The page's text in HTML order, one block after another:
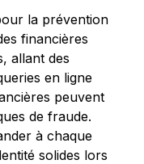
la prévention
financières
allant des
en ligne
peuvent
de fraude.
à chaque
solides lors